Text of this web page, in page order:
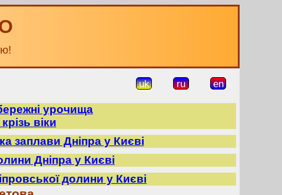
uk ru en
урочища
віки
заплави Дніпра у Києві
Дніпра у Києві
долини у Києві